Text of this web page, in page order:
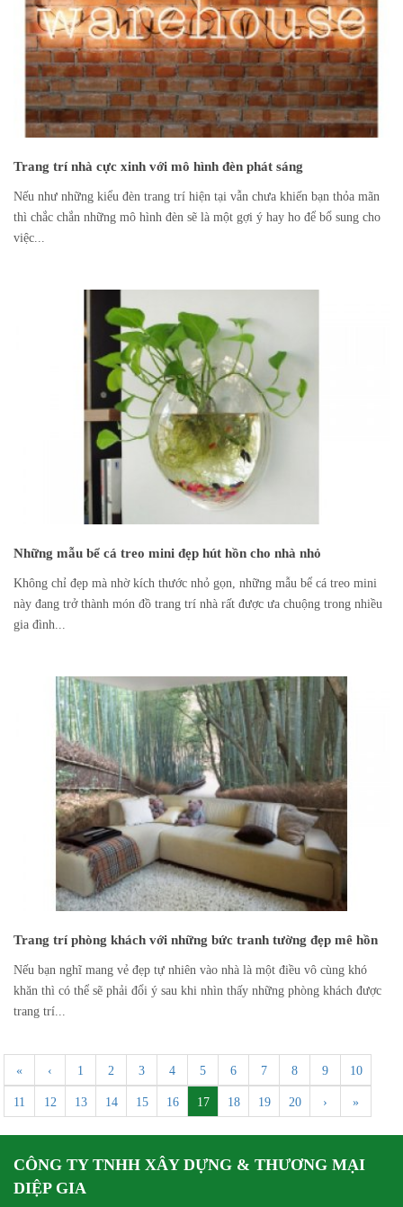
Trang trí nhà cực xinh với mô hình đèn phát sáng
Nếu như những kiểu đèn trang trí hiện tại vẫn chưa khiến bạn thỏa mãn
thì chắc chắn những mô hình đèn sẽ là một gợi ý hay ho để bổ sung cho
việc...
Những mẫu bể cá treo mini đẹp hút hồn cho nhà nhỏ
Không chỉ đẹp mà nhờ kích thước nhỏ gọn, những mẫu bể cá treo mini
này đang trở thành món đồ trang trí nhà rất được ưa chuộng trong nhiều
gia đình...
Trang trí phòng khách với những bức tranh tường đẹp mê hồn
Nếu bạn nghĩ mang vẻ đẹp tự nhiên vào nhà là một điều vô cùng khó
khăn thì có thể sẽ phải đổi ý sau khi nhìn thấy những phòng khách được
trang trí...
« ‹ 1 2 3 4 5 6 7 8 9 10
11 12 13 14 15 16 17 18 19 20 › »
CÔNG TY TNHH XÂY DỰNG & THƯƠNG MẠI
DIỆP GIA